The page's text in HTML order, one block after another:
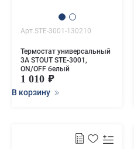
Арт.STE-3001-130210
Термостат универсальный
3А STOUT STE-3001,
ON/OFF белый
1 010
В корзину